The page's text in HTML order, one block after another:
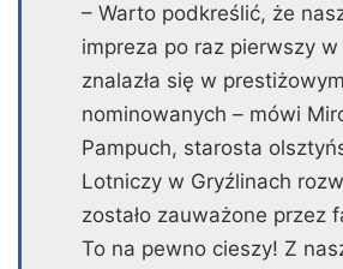
– Warto podkreślić, że
impreza po raz pierwszy
znalazła się w
nominowanych – mówi
Pampuch, starosta
Lotniczy w Gryźlinach
zostało zauważone przez
To na pewno cieszy! Z